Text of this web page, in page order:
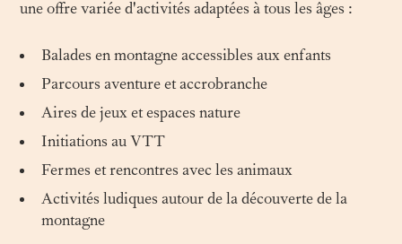
une offre variée d'activités adaptées à tous les âges :
Balades en montagne accessibles aux enfants
Parcours aventure et accrobranche
Aires de jeux et espaces nature
Initiations au VTT
Fermes et rencontres avec les animaux
Activités ludiques autour de la découverte de la
montagne